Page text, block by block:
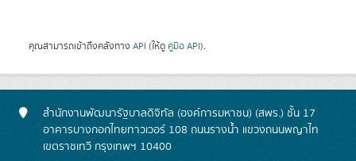
คุณสามารถเข้าถึงคลังทาง API (ให้ดู คู่มือ API).
สำนักงานพัฒนารัฐบาลดิจิทัล (องค์การมหาชน) (สพร.) ชั้น 17
อาคารบางกอกไทยทาวเวอร์ 108 ถนนรางน้ำ แขวงถนนพญาไท
เขตราชเทวี กรุงเทพฯ 10400